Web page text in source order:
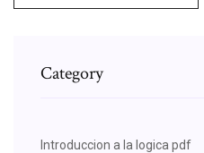
Category
Introduccion a la logica pdf